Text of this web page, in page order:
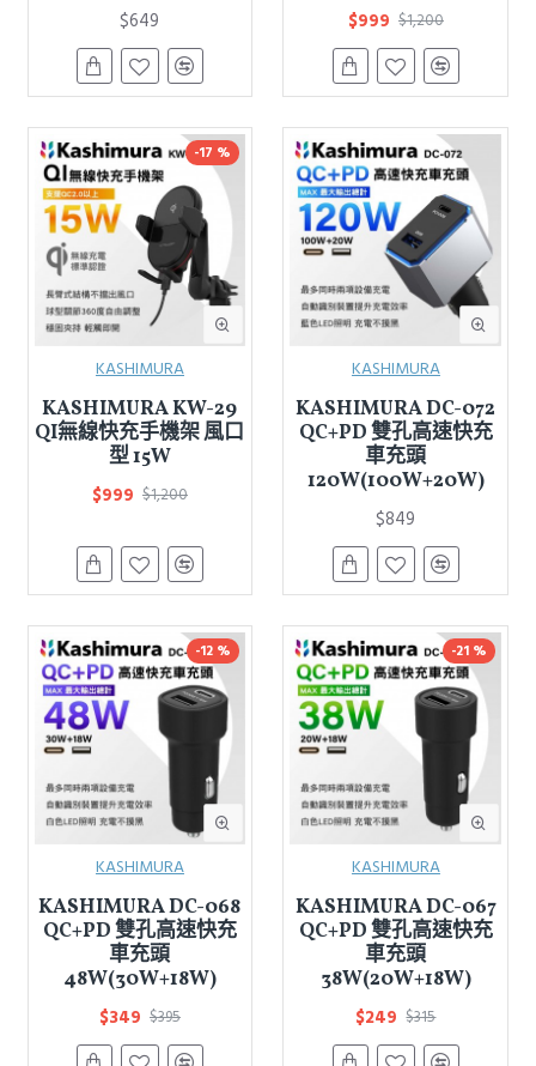
$649 $999 $1,200
-17 %
KASHIMURA
KASHIMURA KW-29
QI無線快充手機架 風口
型 15W
$999 $1,200
KASHIMURA
KASHIMURA DC-072
QC+PD 雙孔高速快充
車充頭
120W(100W+20W)
$849
-12 %
KASHIMURA
KASHIMURA DC-068
QC+PD 雙孔高速快充
車充頭
48W(30W+18W)
$349 $395
-21 %
KASHIMURA
KASHIMURA DC-067
QC+PD 雙孔高速快充
車充頭
38W(20W+18W)
$249 $315